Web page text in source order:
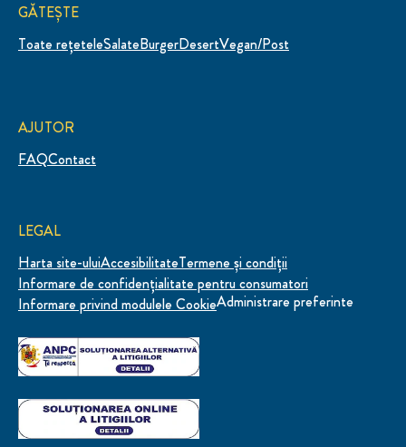
GĂTEȘTE
Toate rețeteleSalateBurgerDesertVegan/Post
AJUTOR
FAQContact
LEGAL
Harta site-uluiAccesibilitateTermene și condiții
Informare de confidenţialitate pentru consumatori
Informare privind modulele CookieAdministrare preferinte